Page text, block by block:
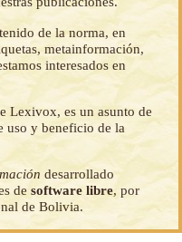
de la norma, en
metainformación,
interesados en
Lexivox, es un asunto de
uso y beneficio de la
desarrollado
desoftware libre, por
de Bolivia.